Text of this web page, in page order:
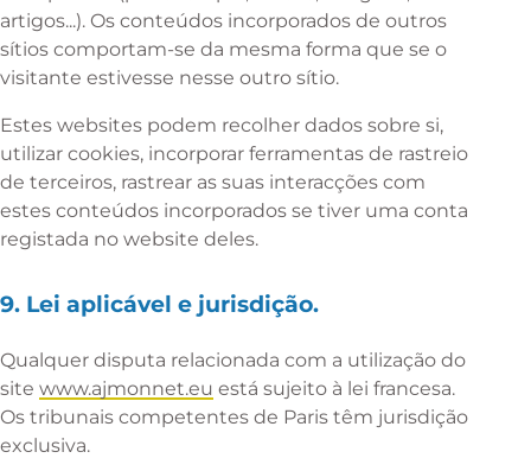
artigos...). Os conteúdos incorporados de outros
sítios comportam-se da mesma forma que se o
visitante estivesse nesse outro sítio.
Estes websites podem recolher dados sobre si,
utilizar cookies, incorporar ferramentas de rastreio
de terceiros, rastrear as suas interacções com
estes conteúdos incorporados se tiver uma conta
registada no website deles.
9. Lei aplicável e jurisdição.
Qualquer disputa relacionada com a utilização do
site www.ajmonnet.eu está sujeito à lei francesa.
Os tribunais competentes de Paris têm jurisdição
exclusiva.